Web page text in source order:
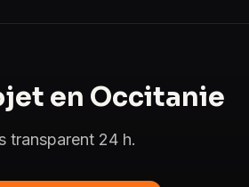
en Occitanie
transparent 24 h.